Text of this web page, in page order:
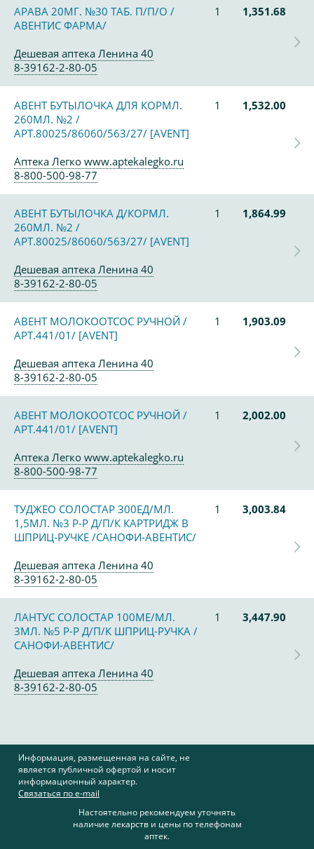
АРАВА 20МГ. №30 ТАБ. П/П/О /
АВЕНТИС ФАРМА/
1 1,351.68
Дешевая аптека Ленина 40
8-39162-2-80-05
АВЕНТ БУТЫЛОЧКА ДЛЯ КОРМЛ.
260МЛ. №2 /
АРТ.80025/86060/563/27/ [AVENT]
1 1,532.00
Аптека Легко www.aptekalegko.ru
8-800-500-98-77
АВЕНТ БУТЫЛОЧКА Д/КОРМЛ.
260МЛ. №2 /
АРТ.80025/86060/563/27/ [AVENT]
1 1,864.99
Дешевая аптека Ленина 40
8-39162-2-80-05
АВЕНТ МОЛОКООТСОС РУЧНОЙ /
АРТ.441/01/ [AVENT]
1 1,903.09
Дешевая аптека Ленина 40
8-39162-2-80-05
АВЕНТ МОЛОКООТСОС РУЧНОЙ /
АРТ.441/01/ [AVENT]
1 2,002.00
Аптека Легко www.aptekalegko.ru
8-800-500-98-77
ТУДЖЕО СОЛОСТАР 300ЕД/МЛ.
1,5МЛ. №3 Р-Р Д/П/К КАРТРИДЖ В
ШПРИЦ-РУЧКЕ /САНОФИ-АВЕНТИС/
1 3,003.84
Дешевая аптека Ленина 40
8-39162-2-80-05
ЛАНТУС СОЛОСТАР 100МЕ/МЛ.
3МЛ. №5 Р-Р Д/П/К ШПРИЦ-РУЧКА /
САНОФИ-АВЕНТИС/
1 3,447.90
Дешевая аптека Ленина 40
8-39162-2-80-05
Информация, размещенная на сайте, не
является публичной офертой и носит
информационный характер.
Связаться по e-mail
Настоятельно рекомендуем уточнять
наличие лекарств и цены по телефонам
аптек.